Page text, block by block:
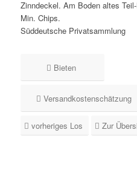
Zinndeckel. Am Boden altes
Min. Chips.
Süddeutsche Privatsammlung
Bieten
Versandkostenschätzung
vorheriges Los Zur